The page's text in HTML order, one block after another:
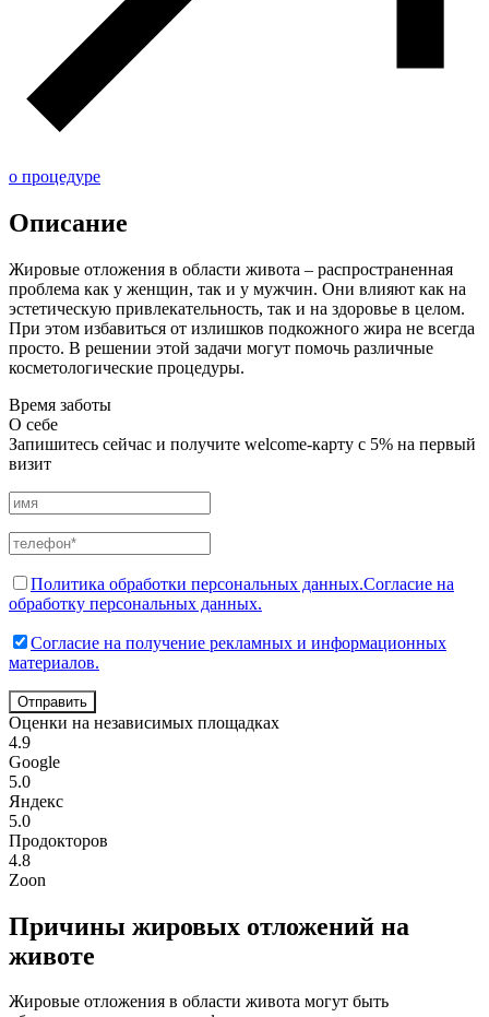
о процедуре
Описание
Жировые отложения в области живота – распространенная
проблема как у женщин, так и у мужчин. Они влияют как на
эстетическую привлекательность, так и на здоровье в целом.
При этом избавиться от излишков подкожного жира не всегда
просто. В решении этой задачи могут помочь различные
косметологические процедуры.
Время заботы
О себе
Запишитесь сейчас и получите welcome-карту с 5% на первый
визит
Политика обработки персональных данных.Согласие на
обработку персональных данных.
Согласие на получение рекламных и информационных
материалов.
Отправить
Оценки на независимых площадках
4.9
Google
5.0
Яндекс
5.0
Продокторов
4.8
Zoon
Причины жировых отложений на
животе
Жировые отложения в области живота могут быть